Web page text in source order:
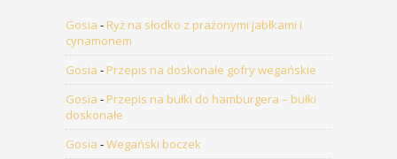
Gosia - Ryż na słodko z prażonymi jabłkami i
cynamonem
Gosia - Przepis na doskonałe gofry wegańskie
Gosia - Przepis na bułki do hamburgera – bułki
doskonałe
Gosia -Wegański boczek